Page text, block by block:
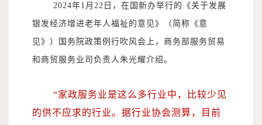
2024年1月22日，在国新办举行的《关于发展
银发经济增进老年人福祉的意见》（简称《意
见》）国务院政策例行吹风会上，商务部服务贸易
和商贸服务业司负责人朱光耀介绍。
“家政服务业是这么多行业中，比较少见
的供不应求的行业。据行业协会测算，目前